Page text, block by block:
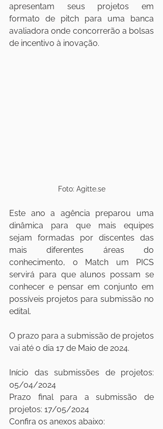
apresentam seus projetos em
formato de pitch para uma banca
avaliadora onde concorrerão a bolsas
de incentivo à inovação.
Foto: Agitte.se
Este ano a agência preparou uma
dinâmica para que mais equipes
sejam formadas por discentes das
mais diferentes áreas do
conhecimento, o Match um PICS
servirá para que alunos possam se
conhecer e pensar em conjunto em
possíveis projetos para submissão no
edital.
O prazo para a submissão de projetos
vai até o dia 17 de Maio de 2024.
Início das submissões de projetos:
05/04/2024
Prazo final para a submissão de
projetos: 17/05/2024
Confira os anexos abaixo: